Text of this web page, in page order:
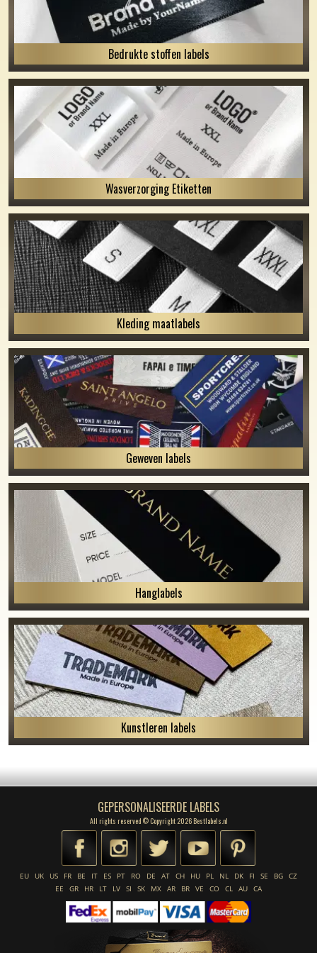
Bedrukte stoffen labels
Wasverzorging Etiketten
Kleding maatlabels
Geweven labels
Hanglabels
Kunstleren labels
GEPERSONALISEERDE LABELS
All rights reserved © Copyright 2026 Bestlabels.nl
EU UK US FR BE IT ES PT RO DE AT CH HU PL NL DK FI SE BG CZ
EE
GR HR LT LV SI SK MX AR BR VE CO CL AU CA